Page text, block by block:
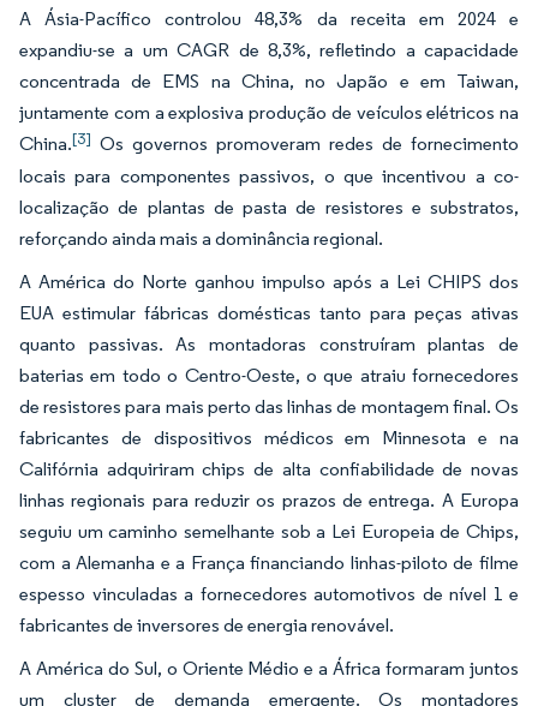
A Ásia-Pacífico controlou 48,3% da receita em 2024 e
expandiu-se a um CAGR de 8,3%, refletindo a capacidade
concentrada de EMS na China, no Japão e em Taiwan,
juntamente com a explosiva produção de veículos elétricos na
China.[3] Os governos promoveram redes de fornecimento
locais para componentes passivos, o que incentivou a co-
localização de plantas de pasta de resistores e substratos,
reforçando ainda mais a dominância regional.
A América do Norte ganhou impulso após a Lei CHIPS dos
EUA estimular fábricas domésticas tanto para peças ativas
quanto passivas. As montadoras construíram plantas de
baterias em todo o Centro-Oeste, o que atraiu fornecedores
de resistores para mais perto das linhas de montagem final. Os
fabricantes de dispositivos médicos em Minnesota e na
Califórnia adquiriram chips de alta confiabilidade de novas
linhas regionais para reduzir os prazos de entrega. A Europa
seguiu um caminho semelhante sob a Lei Europeia de Chips,
com a Alemanha e a França financiando linhas-piloto de filme
espesso vinculadas a fornecedores automotivos de nível 1 e
fabricantes de inversores de energia renovável.
A América do Sul, o Oriente Médio e a África formaram juntos
um cluster de demanda emergente. Os montadores